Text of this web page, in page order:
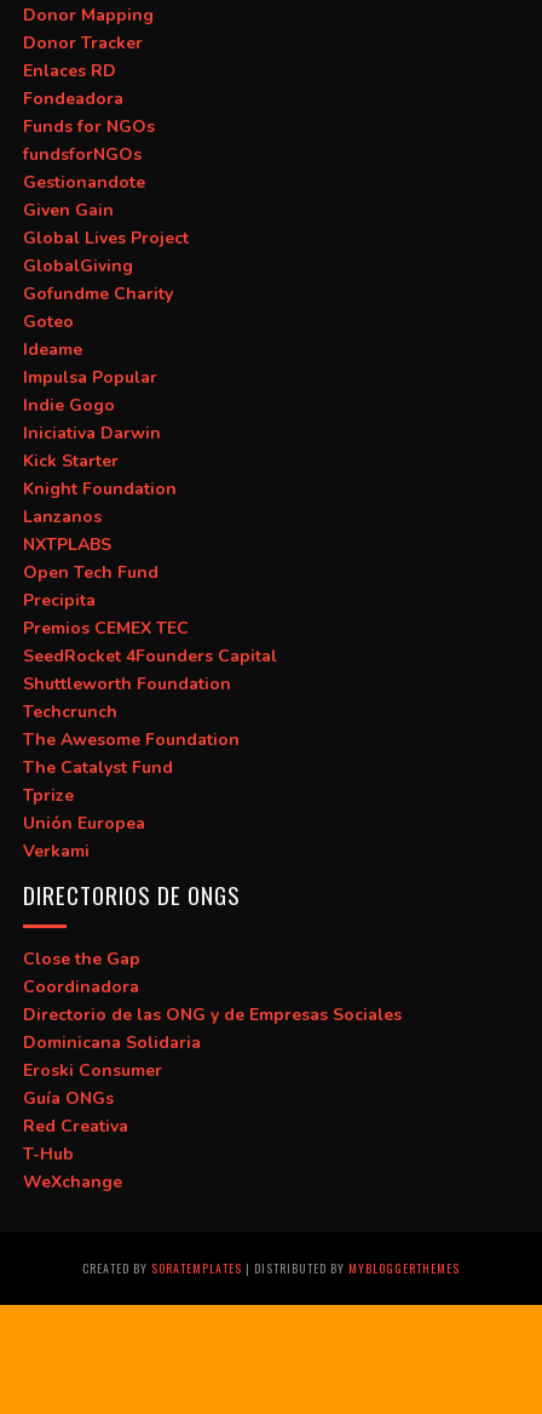
Donor Mapping
Donor Tracker
Enlaces RD
Fondeadora
Funds for NGOs
fundsforNGOs
Gestionandote
Given Gain
Global Lives Project
GlobalGiving
Gofundme Charity
Goteo
Ideame
Impulsa Popular
Indie Gogo
Iniciativa Darwin
Kick Starter
Knight Foundation
Lanzanos
NXTPLABS
Open Tech Fund
Precipita
Premios CEMEX TEC
SeedRocket 4Founders Capital
Shuttleworth Foundation
Techcrunch
The Awesome Foundation
The Catalyst Fund
Tprize
Unión Europea
Verkami
DIRECTORIOS DE ONGS
Close the Gap
Coordinadora
Directorio de las ONG y de Empresas Sociales
Dominicana Solidaria
Eroski Consumer
Guía ONGs
Red Creativa
T-Hub
WeXchange
CREATED BY SORATEMPLATES | DISTRIBUTED BY MYBLOGGERTHEMES